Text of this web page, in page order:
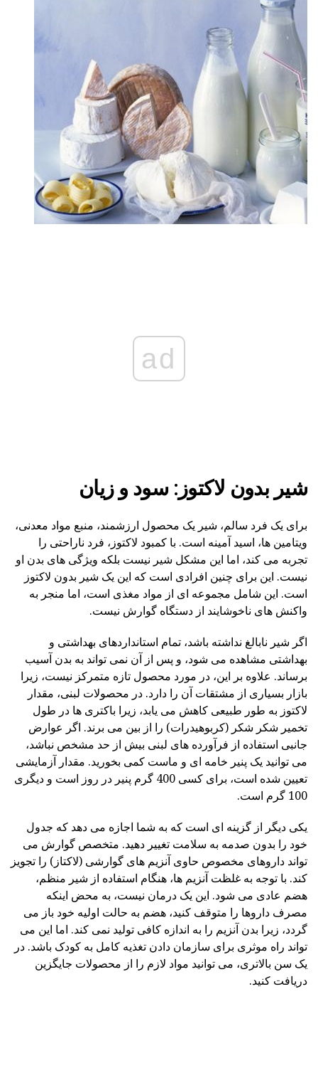
ad
شیر بدون لاکتوز: سود و زیان
برای یک فرد سالم، شیر یک محصول ارزشمند، منبع مواد معدنی،
ویتامین ها، اسید آمینه است. با کمبود لاکتوز، فرد ناراحتی را
تجربه می کند، اما این مشکل شیر نیست بلکه ویژگی های بدن او
نیست. این برای چنین افرادی است که این یک شیر بدون لاکتوز
است. این شامل مجموعه ای از مواد مغذی است، اما منجر به
واکنش های ناخوشایند از دستگاه گوارش نیست.
اگر شیر نابالغ نداشته باشد، تمام استانداردهای بهداشتی و
بهداشتی مشاهده می شود، و پس از آن نمی تواند به بدن آسیب
برساند. علاوه بر این، در مورد محصول تازه متمرکز نیست، زیرا
بازار بسیاری از مشتقات آن را دارد. در محصولات لبنی، مقدار
لاکتوز به طور طبیعی کاهش می یابد، زیرا باکتری ها در طول
تخمیر شکر شکر (کربوهیدرات) را از بین می برند. اگر عوارض
جانبی استفاده از فرآورده های لبنی بیش از حد مشخص نباشد،
می توانید یک پنیر خامه ای و ماست کمی بخورید. مقدار آزمایشی
تعیین شده است، برای کسی 400 گرم پنیر در روز است و دیگری
100 گرم است.
یکی دیگر از گزینه ای است که به شما اجازه می دهد که جدول
خود را بدون صدمه به سلامت تغییر دهید. متخصص گوارش می
تواند داروهای مخصوص حاوی آنزیم های گوارشی (لاکتاز) را تجویز
کند. با توجه به غلظت آنزیم ها، هنگام استفاده از شیر منظم،
هضم عادی می شود. این یک درمان نیست، به محض اینکه
مصرف داروها را متوقف کنید، هضم به حالت اولیه خود باز می
گردد، زیرا بدن آنزیم را به اندازه کافی تولید نمی کند. اما این می
تواند راه موثری برای سازمان دادن تغذیه کامل به کودک باشد. در
یک سن بالاتری، می توانید مواد لازم را از محصولات جایگزین
دریافت کنید.